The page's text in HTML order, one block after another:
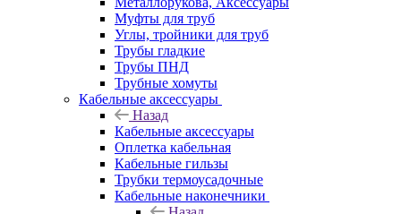
Муфты для труб
Углы, тройники для труб
Трубы гладкие
Трубы ПНД
Трубные хомуты
Кабельные аксессуары
Назад
Кабельные аксессуары
Оплетка кабельная
Кабельные гильзы
Трубки термоусадочные
Кабельные наконечники